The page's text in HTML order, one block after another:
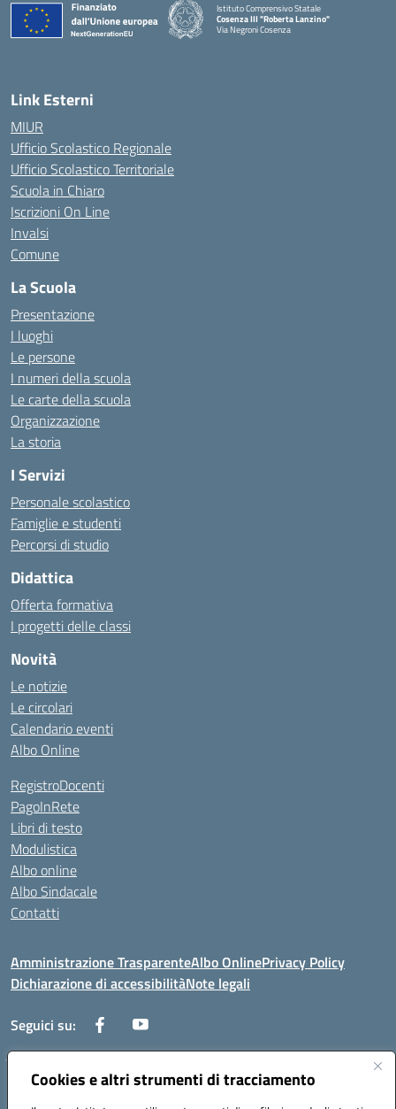
Cookies e altri strumenti di tracciamento
Istituto Comprensivo Statale
Cosenza III "Roberta Lanzino"
Via Negroni Cosenza
— Visita la pagina iniziale della scuola
Link Esterni
MIUR
Ufficio Scolastico Regionale
Ufficio Scolastico Territoriale
Scuola in Chiaro
Iscrizioni On Line
Invalsi
Comune
La Scuola
Presentazione
I luoghi
Le persone
I numeri della scuola
Le carte della scuola
Organizzazione
La storia
I Servizi
Personale scolastico
Famiglie e studenti
Percorsi di studio
Didattica
Offerta formativa
I progetti delle classi
Novità
Le notizie
Le circolari
Calendario eventi
Albo Online
RegistroDocenti
PagoInRete
Libri di testo
Modulistica
Albo online
Albo Sindacale
Contatti
Amministrazione TrasparenteAlbo OnlinePrivacy Policy
Dichiarazione di accessibilitàNote legali
Seguici su:
Via Negroni - 87100 Cosenza
Telefono e Fax: 098433104